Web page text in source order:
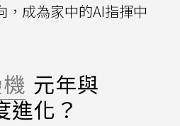
，成為家中的AI指揮中
元年與
化？